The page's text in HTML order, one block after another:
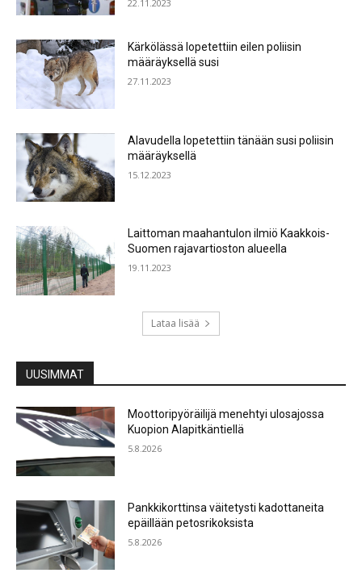
22.11.2023
Kärkölässä lopetettiin eilen poliisin
määräyksellä susi
27.11.2023
Alavudella lopetettiin tänään susi poliisin
määräyksellä
15.12.2023
Laittoman maahantulon ilmiö Kaakkois-
Suomen rajavartioston alueella
19.11.2023
Lataa lisää
UUSIMMAT
Moottoripyöräilijä menehtyi ulosajossa
Kuopion Alapitkäntiellä
5.8.2026
Pankkikorttinsa väitetysti kadottaneita
epäillään petosrikoksista
5.8.2026